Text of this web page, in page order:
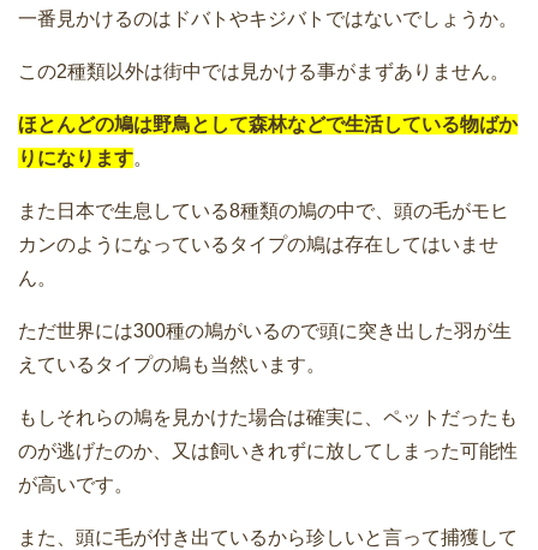
一番見かけるのはドバトやキジバトではないでしょうか。
この2種類以外は街中では見かける事がまずありません。
ほとんどの鳩は野鳥として森林などで生活している物ばか
りになります。
また日本で生息している8種類の鳩の中で、頭の毛がモヒ
カンのようになっているタイプの鳩は存在してはいませ
ん。
ただ世界には300種の鳩がいるので頭に突き出した羽が生
えているタイプの鳩も当然います。
もしそれらの鳩を見かけた場合は確実に、ペットだったも
のが逃げたのか、又は飼いきれずに放してしまった可能性
が高いです。
また、頭に毛が付き出ているから珍しいと言って捕獲して